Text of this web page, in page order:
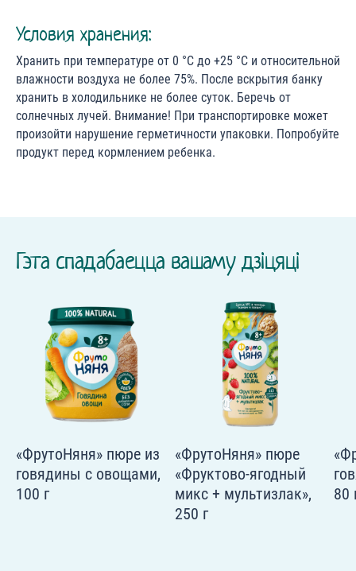
Условия хранения:
Хранить при температуре от 0 °С до +25 °С и относительной
влажности воздуха не более 75%. После вскрытия банку
хранить в холодильнике не более суток. Беречь от
солнечных лучей. Внимание! При транспортировке может
произойти нарушение герметичности упаковки. Попробуйте
продукт перед кормлением ребенка.
Гэта спадабаецца вашаму дзіцяці
«ФрутоНяня» пюре из
говядины с овощами,
100 г
«ФрутоНяня» пюре
«Фруктово-ягодный
микс + мультизлак»,
250 г
80